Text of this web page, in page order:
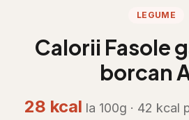
LEGUME
Calorii Fasole
borcan
28 kcal la 100g · 42 kcal